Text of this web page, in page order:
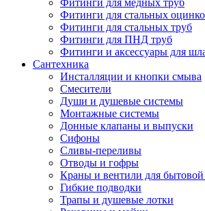
Фитинги для медных труб
Фитинги для стальных
Фитинги для стальных труб
Фитинги для ПНД труб
Фитинги и аксессуары для
Сантехника
Инсталляции и кнопки смыва
Смесители
Души и душевые системы
Монтажные системы
Донные клапаны и выпуски
Сифоны
Сливы-переливы
Отводы и гофры
Краны и вентили для бытовой
Гибкие подводки
Трапы и душевые лотки